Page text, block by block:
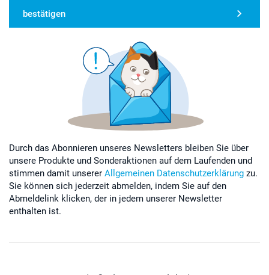
bestätigen
Durch das Abonnieren unseres Newsletters bleiben Sie über
unsere Produkte und Sonderaktionen auf dem Laufenden und
stimmen damit unserer Allgemeinen Datenschutzerklärung zu.
Sie können sich jederzeit abmelden, indem Sie auf den
Abmeldelink klicken, der in jedem unserer Newsletter
enthalten ist.